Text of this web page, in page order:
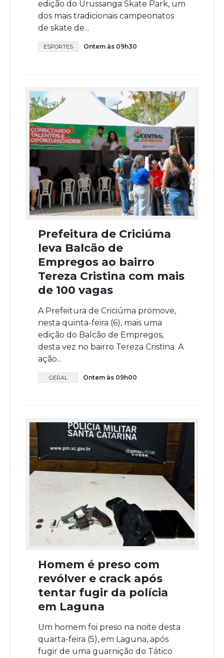
edição do Urussanga Skate Park, um
dos mais tradicionais campeonatos
de skate de...
ESPORTES Ontem às 09h30
Prefeitura de Criciúma
leva Balcão de
Empregos ao bairro
Tereza Cristina com mais
de 100 vagas
A Prefeitura de Criciúma promove,
nesta quinta-feira (6), mais uma
edição do Balcão de Empregos,
desta vez no bairro Tereza Cristina. A
ação...
GERAL Ontem às 09h00
Homem é preso com
revólver e crack após
tentar fugir da polícia
em Laguna
Um homem foi preso na noite desta
quarta-feira (5), em Laguna, após
fugir de uma guarnição do Tático